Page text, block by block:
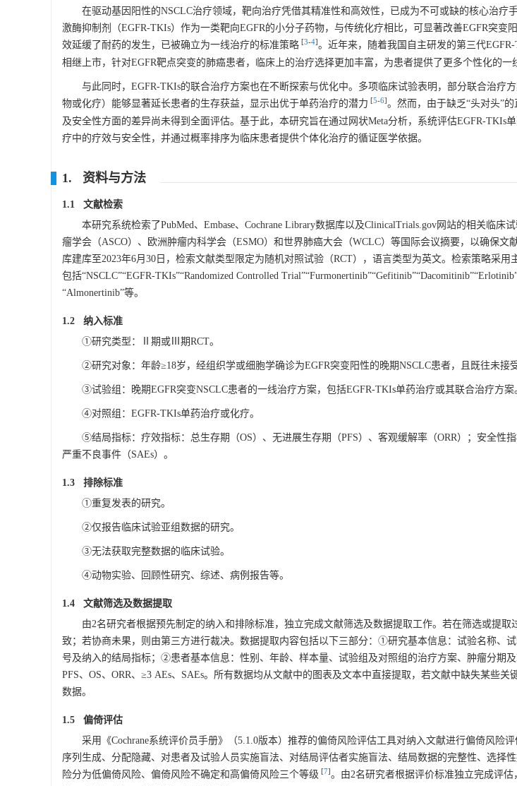
在驱动基因阳性的NSCLC治疗领域，靶向治疗凭借其精准性和高效性，已成为不可或缺的核心治疗
激酶抑制剂（EGFR-TKIs）作为一类靶向EGFR的小分子药物，与传统化疗相比，可显著改善EGFR突变
效延缓了耐药的发生，已被确立为一线治疗的标准策略 [3-4]。近年来，随着我国自主研发的第三代
相继上市，针对EGFR靶点突变的肺癌患者，临床上的治疗选择更加丰富，为患者提供了更多个性化的一
与此同时，EGFR-TKIs的联合治疗方案也在不断探索与优化中。多项临床试验表明，部分联合治疗
物或化疗）能够显著延长患者的生存获益，显示出优于单药治疗的潜力 [5-6]。然而，由于缺乏“头对头”
及安全性方面的差异尚未得到全面评估。基于此，本研究旨在通过网状Meta分析，系统评估EGFR-TKIs
疗中的疗效与安全性，并通过概率排序为临床患者提供个体化治疗的循证医学依据。
1. 资料与方法
1.1 文献检索
本研究系统检索了PubMed、Embase、Cochrane Library数据库以及ClinicalTrials.gov网站的相关临床
瘤学会（ASCO）、欧洲肿瘤内科学会（ESMO）和世界肺癌大会（WCLC）等国际会议摘要，以确保文
库建库至2023年6月30日，检索文献类型限定为随机对照试验（RCT），语言类型为英文。检索策略采用
包括“NSCLC”“EGFR-TKIs”“Randomized Controlled
“Almonertinib”等。
1.2 纳入标准
①研究类型：Ⅱ期或Ⅲ期RCT。
②研究对象：年龄≥18岁，经组织学或细胞学确诊为EGFR突变阳性的晚期NSCLC患者，且既往未接
③试验组：晚期EGFR突变NSCLC患者的一线治疗方案，包括EGFR-TKIs单药治疗或其联合治疗方案
④对照组：EGFR-TKIs单药治疗或化疗。
⑤结局指标：疗效指标：总生存期（OS）、无进展生存期（PFS）、客观缓解率（ORR）；安全性指
严重不良事件（SAEs）。
1.3 排除标准
①重复发表的研究。
②仅报告临床试验亚组数据的研究。
③无法获取完整数据的临床试验。
④动物实验、回顾性研究、综述、病例报告等。
1.4 文献筛选及数据提取
由2名研究者根据预先制定的纳入和排除标准，独立完成文献筛选及数据提取工作。若在筛选或提
致；若协商未果，则由第三方进行裁决。数据提取内容包括以下三部分：①研究基本信息：试验名称、
号及纳入的结局指标；②患者基本信息：性别、年龄、样本量、试验组及对照组的治疗方案、肿瘤分期
PFS、OS、ORR、≥3 AEs、SAEs。所有数据均从文献中的图表及文本中直接提取，若文献中缺失某些
数据。
1.5 偏倚评估
采用《Cochrane系统评价员手册》（5.1.0版本）推荐的偏倚风险评估工具对纳入文献进行偏倚风险
序列生成、分配隐藏、对患者及试验人员实施盲法、对结局评估者实施盲法、结局数据的完整性、选择
险分为低偏倚风险、偏倚风险不确定和高偏倚风险三个等级 [7]。由2名研究者根据评价标准独立完成评